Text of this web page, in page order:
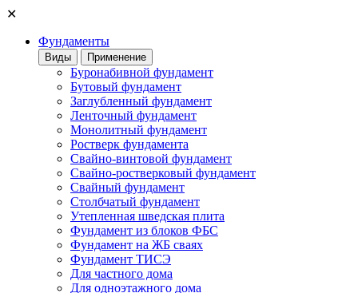
✕
Фундаменты
Виды Применение
Буронабивной фундамент
Бутовый фундамент
Заглубленный фундамент
Ленточный фундамент
Монолитный фундамент
Ростверк фундамента
Свайно-винтовой фундамент
Свайно-ростверковый фундамент
Свайный фундамент
Столбчатый фундамент
Утепленная шведская плита
Фундамент из блоков ФБС
Фундамент на ЖБ сваях
Фундамент ТИСЭ
Для частного дома
Для одноэтажного дома